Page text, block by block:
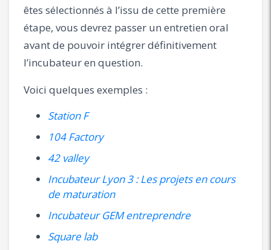
êtes sélectionnés à l’issu de cette première
étape, vous devrez passer un entretien oral
avant de pouvoir intégrer définitivement
l’incubateur en question.
Voici quelques exemples :
Station F
104 Factory
42 valley
Incubateur Lyon 3 : Les projets en cours
de maturation
Incubateur GEM entreprendre
Square lab